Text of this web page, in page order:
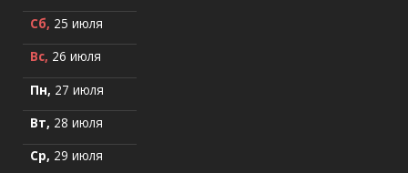
Сб, 25 июля
Вс, 26 июля
Пн, 27 июля
Вт, 28 июля
Ср, 29 июля